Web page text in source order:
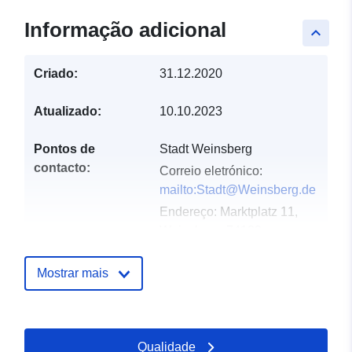
keyboard_arrow_up
Informação adicional
Criado: 31.12.2020
Atualizado: 10.10.2023
Pontos de
contacto:
Stadt Weinsberg
Correio eletrónico:
mailto:Stadt@Weinsberg.de
Endereço: Marktplatz 11,
Registo do
Acrescentado à data.europa.eu:
Mostrar mais
Qualidade